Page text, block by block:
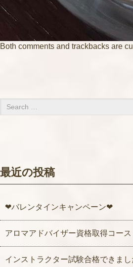
Both comments and trackbacks are
最近の投稿
❤バレンタインキャンペーン❤
アロマアドバイザー資格取得コー
インストラクター試験合格できまし